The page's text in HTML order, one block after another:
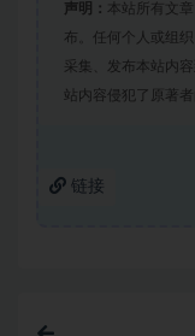
声明： 本站所有文
布。任何个人或组
采集、发布本站内
站内容侵犯了原著
链接